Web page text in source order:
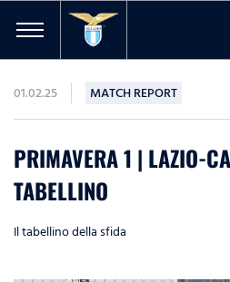
01.02.25 MATCH REPORT
PRIMAVERA 1 | LAZIO-
TABELLINO
Il tabellino della sfida